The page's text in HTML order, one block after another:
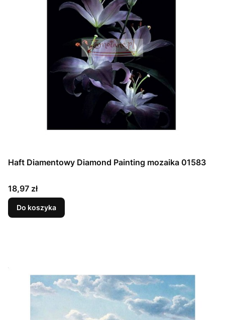
Haft Diamentowy Diamond Painting mozaika 01583
Cena
18,97 zł
Do koszyka